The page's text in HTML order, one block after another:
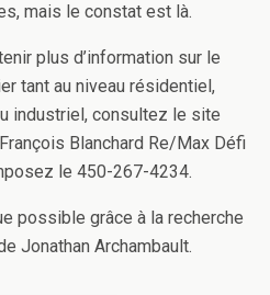
mais le constat est là.
plus d’information sur le
tant au niveau résidentiel,
industriel, consultez le site
Blanchard Re/Max Défi
le 450-267-4234.
possible grâce à la recherche
Jonathan Archambault.